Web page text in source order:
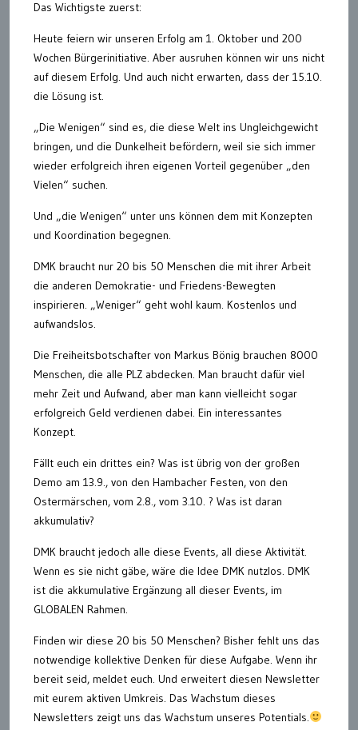
Das Wichtigste zuerst:
Heute feiern wir unseren Erfolg am 1. Oktober und 200
Wochen Bürgerinitiative. Aber ausruhen können wir uns nicht
auf diesem Erfolg. Und auch nicht erwarten, dass der 15.10.
die Lösung ist.
„Die Wenigen“ sind es, die diese Welt ins Ungleichgewicht
bringen, und die Dunkelheit befördern, weil sie sich immer
wieder erfolgreich ihren eigenen Vorteil gegenüber „den
Vielen“ suchen.
Und „die Wenigen“ unter uns können dem mit Konzepten
und Koordination begegnen.
DMK braucht nur 20 bis 50 Menschen die mit ihrer Arbeit
die anderen Demokratie- und Friedens-Bewegten
inspirieren. „Weniger“ geht wohl kaum. Kostenlos und
aufwandslos.
Die Freiheitsbotschafter von Markus Bönig brauchen 8000
Menschen, die alle PLZ abdecken. Man braucht dafür viel
mehr Zeit und Aufwand, aber man kann vielleicht sogar
erfolgreich Geld verdienen dabei. Ein interessantes
Konzept.
Fällt euch ein drittes ein? Was ist übrig von der großen
Demo am 13.9., von den Hambacher Festen, von den
Ostermärschen, vom 2.8., vom 3.10. ? Was ist daran
akkumulativ?
DMK braucht jedoch alle diese Events, all diese Aktivität.
Wenn es sie nicht gäbe, wäre die Idee DMK nutzlos. DMK
ist die akkumulative Ergänzung all dieser Events, im
GLOBALEN Rahmen.
Finden wir diese 20 bis 50 Menschen? Bisher fehlt uns das
notwendige kollektive Denken für diese Aufgabe. Wenn ihr
bereit seid, meldet euch. Und erweitert diesen Newsletter
mit eurem aktiven Umkreis. Das Wachstum dieses
Newsletters zeigt uns das Wachstum unseres Potentials.